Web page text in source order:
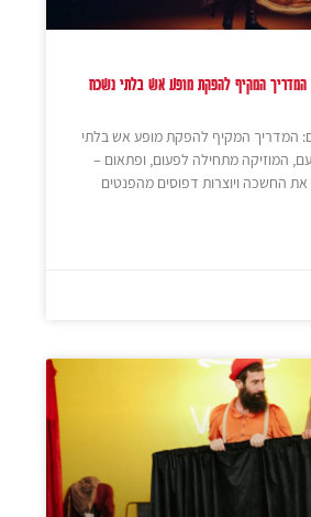
המדריך המקיף להפקת מופע אש בלתי נשכח
המדריך המקיף להפקת מופע אש בלתי
המוזיקה מתחילה לפעום, ופתאום –
החשכה ויוצרות דפוסים מהפנטים